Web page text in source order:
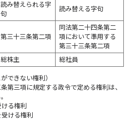
読み替えられる字
句
読み替える字句
第三十三条第二項
同法第二十四条第二
項において準用する
第三十三条第二項
総株主 総社員
できない権利）
第三項に規定する政令で定める権利は、
る権利
ける権利